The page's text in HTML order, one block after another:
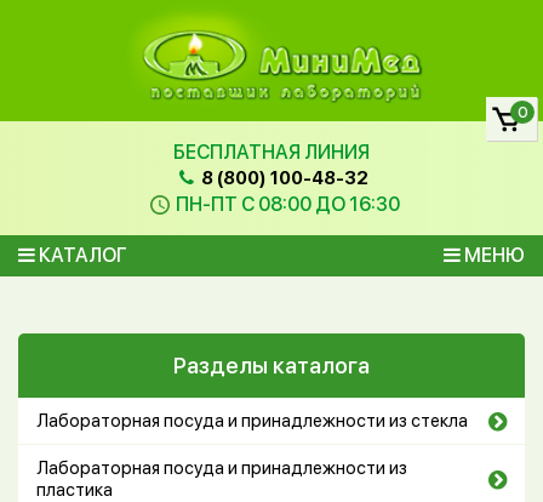
БЕСПЛАТНАЯ ЛИНИЯ
8 (800) 100-48-32
ПН-ПТ С 08:00 ДО 16:30
КАТАЛОГ МЕНЮ
0
Разделы каталога
Лабораторная посуда и принадлежности из стекла
Лабораторная посуда и принадлежности из
пластика